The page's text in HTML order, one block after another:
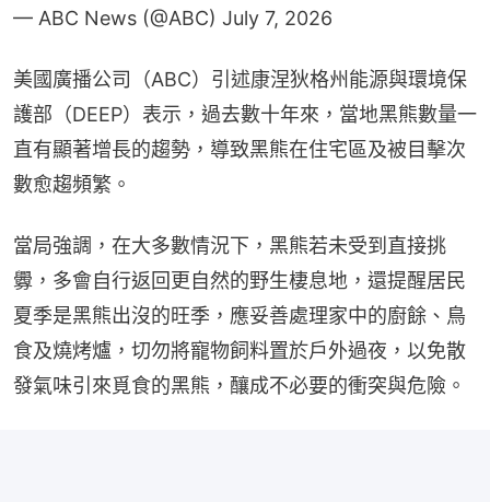
— ABC News (@ABC) July 7, 2026
美國廣播公司（ABC）引述康涅狄格州能源與環境保
護部（DEEP）表示，過去數十年來，當地黑熊數量一
直有顯著增長的趨勢，導致黑熊在住宅區及被目擊次
數愈趨頻繁。
當局強調，在大多數情況下，黑熊若未受到直接挑
釁，多會自行返回更自然的野生棲息地，還提醒居民
夏季是黑熊出沒的旺季，應妥善處理家中的廚餘、鳥
食及燒烤爐，切勿將寵物飼料置於戶外過夜，以免散
發氣味引來覓食的黑熊，釀成不必要的衝突與危險。